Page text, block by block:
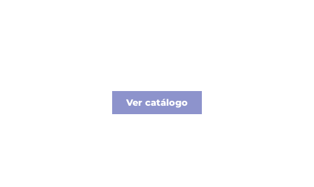
Ver catálogo